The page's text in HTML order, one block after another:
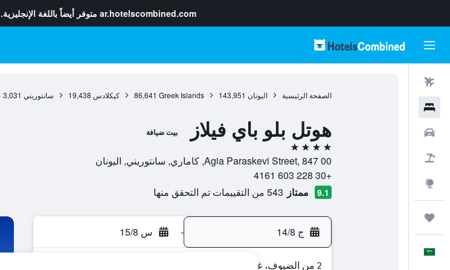
ar.hotelscombined.com متوفر أيضاً باللغة الإنجليزية.
الصفحة الرئيسية اليونان 143,951
Greek Islands
86,641 كيكلادس 19,438 سانتوريني 3,031
هوتل بلو باي فيلاز بيت ضيافة
4 نجوم
Agia Paraskevi Street, 847 00, كاماري, سانتوريني, اليونان
+30 228 603 4161
9.1 ممتاز 543 من التقييمات تم التحقق منها
ج 14/8 - س 15/8
2 من الضيوف، غرفة واحدة